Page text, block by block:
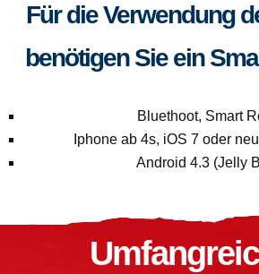
Für die Verwendung
benötigen Sie ein
Bluethoot, Smart
Iphone ab 4s, iOS 7 oder
Android 4.3 (Jelly